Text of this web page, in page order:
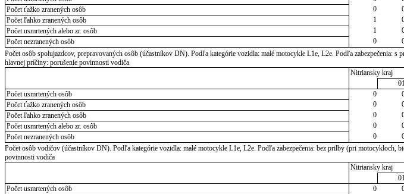
Počet ťažko zranených osôb
0
Počet ľahko zranených osôb
1
Počet usmrtených alebo zr. osôb
1
Počet nezranených osôb
0
Počet osôb spolujazdcov, prepravovaných osôb (účastníkov DN). Podľa kategórie vozidla: malé motocykle L1e, L2e. Podľa zabezpečenia:
hlavnej príčiny: porušenie povinnosti vodiča
Nitriansky kraj
01
Počet usmrtených osôb
0
Počet ťažko zranených osôb
0
Počet ľahko zranených osôb
0
Počet usmrtených alebo zr. osôb
0
Počet nezranených osôb
0
Počet osôb vodičov (účastníkov DN). Podľa kategórie vozidla: malé motocykle L1e, L2e. Podľa zabezpečenia: bez prilby (pri motocykloch,
povinnosti vodiča
Nitriansky kraj
01
Počet usmrtených osôb
0